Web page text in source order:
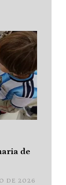
de
DE 2026